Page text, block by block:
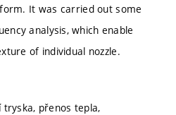
It was carried out some
analysis, which enable
of individual nozzle.
tryska, přenos tepla,